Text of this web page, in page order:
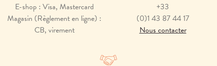
E-shop : Visa, Mastercard
Magasin (Règlement en ligne) :
CB, virement
+33
(0)1 43 87 44 17
Nous contacter